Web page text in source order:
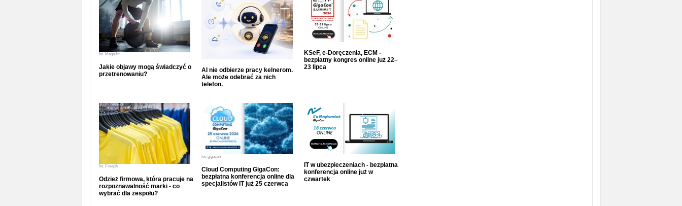
fot. Magnific
Jakie objawy mogą świadczyć o
przetrenowaniu?
AI nie odbierze pracy kelnerom.
Ale może odebrać za nich
telefon.
KSeF, e-Doręczenia, ECM -
bezpłatny kongres online już 22–
23 lipca
fot. Freepik
Odzież firmowa, która pracuje na
rozpoznawalność marki - co
wybrać dla zespołu?
fot. gigacon
Cloud Computing GigaCon:
bezpłatna konferencja online dla
specjalistów IT już 25 czerwca
IT w ubezpieczeniach - bezpłatna
konferencja online już w
czwartek